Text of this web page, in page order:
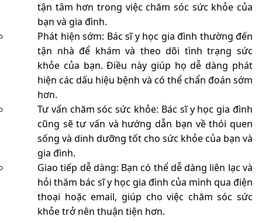
tận tâm hơn trong việc chăm sóc sức khỏe của
bạn và gia đình.
Phát hiện sớm: Bác sĩ y học gia đình thường đến
tận nhà để khám và theo dõi tình trạng sức
khỏe của bạn. Điều này giúp họ dễ dàng phát
hiện các dấu hiệu bệnh và có thể chẩn đoán sớm
hơn.
Tư vấn chăm sóc sức khỏe: Bác sĩ y học gia đình
cũng sẽ tư vấn và hướng dẫn bạn về thói quen
sống và dinh dưỡng tốt cho sức khỏe của bạn và
gia đình.
Giao tiếp dễ dàng: Bạn có thể dễ dàng liên lạc và
hỏi thăm bác sĩ y học gia đình của mình qua điện
thoại hoặc email, giúp cho việc chăm sóc sức
khỏe trở nên thuận tiện hơn.